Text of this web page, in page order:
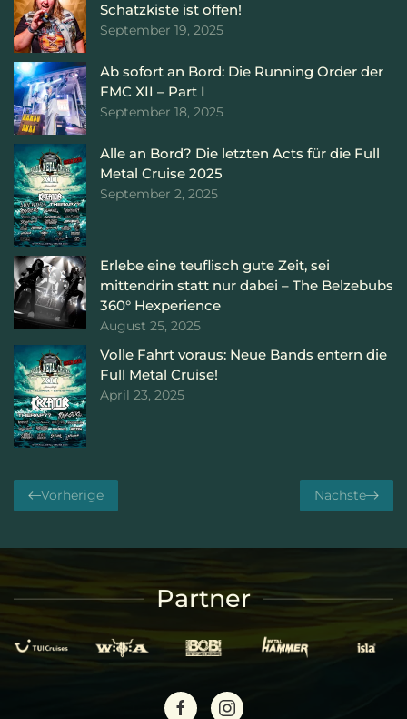
Schatzkiste ist offen!
September 19, 2025
Ab sofort an Bord: Die Running Order der
FMC XII – Part I
September 18, 2025
Alle an Bord? Die letzten Acts für die Full
Metal Cruise 2025
September 2, 2025
Erlebe eine teuflisch gute Zeit, sei
mittendrin statt nur dabei – The Belzebubs
360° Hexperience
August 25, 2025
Volle Fahrt voraus: Neue Bands entern die
Full Metal Cruise!
April 23, 2025
Vorherige Nächste
Partner